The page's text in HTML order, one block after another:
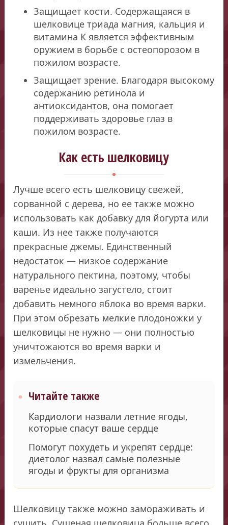
Защищает кости. Содержащаяся в
шелковице триада магния, кальция и
витамина К является эффективным
оружием в борьбе с остеопорозом в
пожилом возрасте.
Защищает зрение. Благодаря высокому
содержанию ретинола и
антиоксидантов, она помогает
поддерживать здоровье глаз в
пожилом возрасте.
Как есть шелковицу
Лучше всего есть шелковицу свежей,
сорванной с дерева, но ее также можно
использовать как добавку для йогурта или
каши. Из нее также получаются
прекрасные джемы. Единственный
недостаток — низкое содержание
натурального пектина, поэтому, чтобы
варенье идеально загустело, стоит
добавить немного яблока во время варки.
При этом обрезать мелкие плодоножки у
шелковицы не нужно — они полностью
уничтожаются во время варки и
измельчения.
Читайте также
Кардиологи назвали летние ягоды,
которые спасут ваше сердце
Помогут похудеть и укрепят сердце:
диетолог назвал самые полезные
ягоды и фрукты для организма
Шелковицу также можно замораживать и